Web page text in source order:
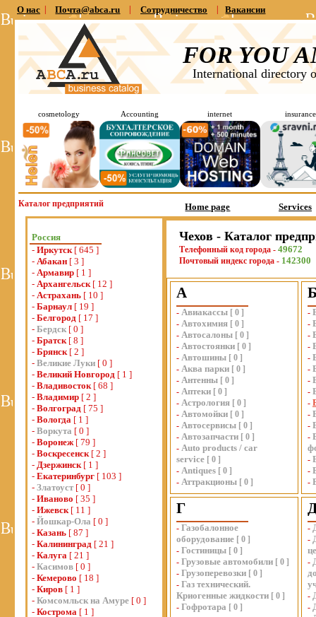
О нас Почта@abca.ru Сотрудничество Вакансии
FOR YOU
International directory
cosmetology Accounting internet insurance
Каталог предприятий Home page Services
Россия
- Иркутск[ 645 ]
- Абакан [ 3 ]
- Армавир [ 1 ]
- Архангельск[ 12 ]
- Астрахань [ 10 ]
- Барнаул [ 19 ]
- Белгород [ 17 ]
- Бердск [ 0 ]
- Братск[ 8 ]
- Брянск[ 2 ]
- Великие Луки [ 0 ]
- Великий Новгород [ 1 ]
- Владивосток[ 68 ]
- Владимир [ 2 ]
- Волгоград [ 75 ]
- Вологда [ 1 ]
- Воркута [ 0 ]
- Воронеж[ 79 ]
- Воскресенск[ 2 ]
- Дзержинск[ 1 ]
- Екатеринбург [ 103 ]
- Златоуст [ 0 ]
- Иваново [ 35 ]
- Ижевск[ 11 ]
- Йошкар-Ола [ 0 ]
- Казань [ 87 ]
- Калининград [ 21 ]
- Калуга [ 21 ]
- Касимов [ 0 ]
- Кемерово [ 18 ]
- Киров [ 1 ]
- Комсомльск на Амуре [ 0 ]
- Кострома [ 1 ]
Чехов - Каталог
Телефонный код города - 49672
Почтовый индекс города - 142300
А
- Авиакассы [ 0 ]
- Автохимия [ 0 ]
- Автосалоны [ 0 ]
- Автостоянки [ 0 ]
- Автошины [ 0 ]
- Аква парки [ 0 ]
- Антенны [ 0 ]
- Аптеки [ 0 ]
- Астрология [ 0 ]
- Автомойки [ 0 ]
- Автосервисы [ 0 ]
- Автозапчасти [ 0 ]
- Auto products / car
service [ 0 ]
- Antiques [ 0 ]
- Аттракционы [ 0 ]
-
-
-
-
-
-
-
-
-
-
-
-
-
-
-
Г
- Газобалонное
оборудование [ 0 ]
- Гостиницы [ 0 ]
- Грузовые автомобили [ 0 ]
- Грузоперевозки [ 0 ]
- Газ технический.
Криогенные жидкости [ 0 ]
- Гофротара [ 0 ]
-
-
-
-
-